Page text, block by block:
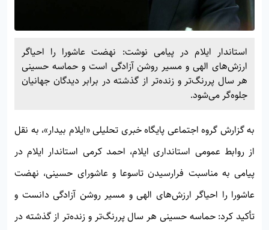
استاندار ایلام در پیامی نوشت: نهضت عاشورا را احیاگر
ارزش‌های الهی و مسیر روشن آزادگی است و حماسه حسینی
هر سال پررنگ‌تر و زنده‌تر از گذشته در برابر دیدگان جهانیان
جلوه‌گر می‌شود.
به گزارش گروه اجتماعی پایگاه خبری تحلیلی «ایلام بیدار»، به نقل
از روابط عمومی استانداری ایلام، احمد کرمی استاندار ایلام در
پیامی به مناسبت فرارسیدن تاسوعا و عاشورای حسینی، نهضت
عاشورا را احیاگر ارزش‌های الهی و مسیر روشن آزادگی دانست و
تأکید کرد: حماسه حسینی هر سال پررنگ‌تر و زنده‌تر از گذشته در